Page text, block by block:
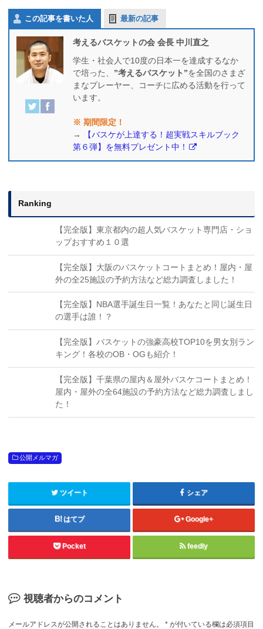
この記事を書いた人 最新の記事
考えるバスケットの会 会長 中川直之
学生・社会人で10度の日本一を達成するなか
で培った、 ”考えるバスケット”を全国のさまざ
まなプレーヤー、コーチに広める活動を行って
います。
※ 期間限定！
→
【バスケが上達する！超実戦スキルブック
第６弾】を無料プレゼント中！
Ranking
【完全版】東京都内の超人気バスケット専門店・ショ
ップおすすめ１０選
【完全版】大阪のバスケットコートまとめ！屋内・屋
外の全25施設の予約方法など総力調査しました！
【完全版】NBA選手誕生日一覧！あなたと同じ誕生日
の選手は誰！？
【完全版】バスケットの強豪高校TOP10を男女別ラン
キング！各校のOB・OGも紹介！
【完全版】千葉県の屋内＆屋外バスケコートまとめ！
屋内・屋外の全64施設の予約方法など総力調査しまし
た！
公開メルマガ
ツイート シェア
はてブ Google+
Pocket feedly
視聴者からのコメント
メールアドレスが公開されることはありません。 * が付いている欄は必須項目